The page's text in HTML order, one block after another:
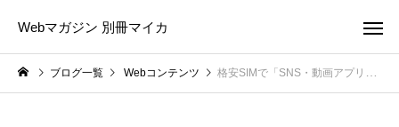
Webマガジン 別冊マイカ
ブログ一覧 Webコンテンツ 格安SIMで「SNS・動画アプリの使い放題」が広まるワケ 通信料金がさらに節約できる【日経トレンディネット】